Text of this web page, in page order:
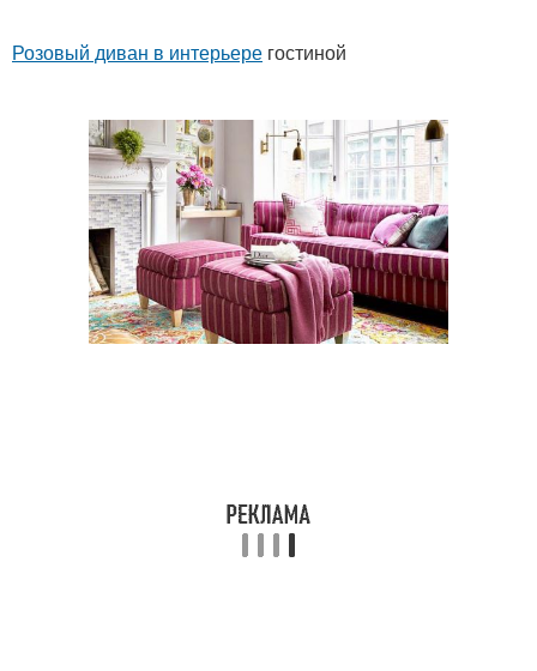
Розовый диван в интерьере гостиной